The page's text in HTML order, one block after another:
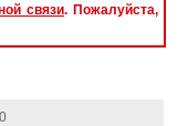
связи. Пожалуйста,